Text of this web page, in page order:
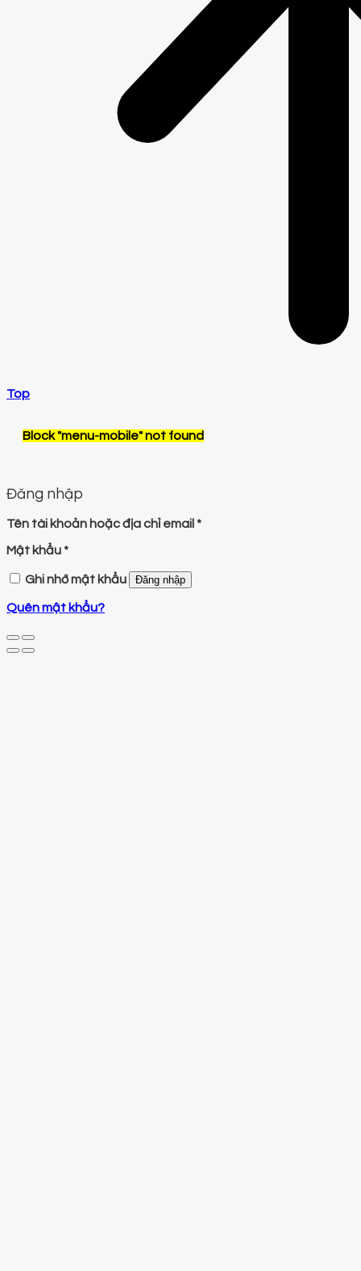
Top
Block"menu-mobile"not found
Đăng nhập
Tên tài khoản hoặc địa chỉ email *
Mật khẩu*
Ghi nhớ mật khẩu Đăng nhập
Quên mật khẩu?